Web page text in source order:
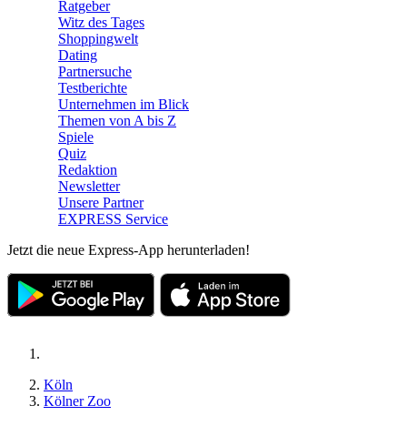
Ratgeber
Witz des Tages
Shoppingwelt
Dating
Partnersuche
Testberichte
Unternehmen im Blick
Themen von A bis Z
Spiele
Quiz
Redaktion
Newsletter
Unsere Partner
EXPRESS Service
Jetzt die neue Express-App herunterladen!
Köln
Kölner Zoo